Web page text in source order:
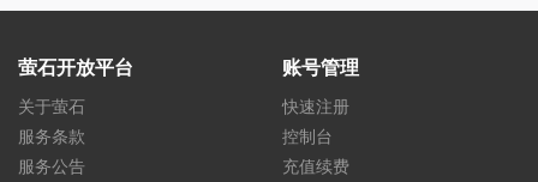
萤石开放平台
关于萤石
服务条款
服务公告
账号管理
快速注册
控制台
充值续费